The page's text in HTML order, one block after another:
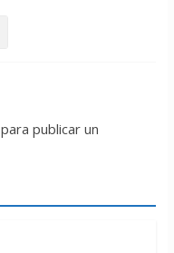
para publicar un